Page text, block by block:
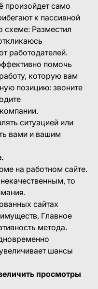
произойдет само
к пассивной
схеме: Разместил
работодателей.
помочь
которую вам
позицию: звоните
ситуацией или
вами и вашим
на работном сайте.
то
сайтах
Главное
метода.
шансы
просмотры